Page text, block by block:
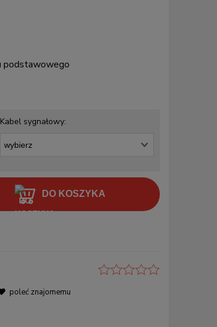
podstawowego
Kabel sygnałowy:
DO KOSZYKA
poleć znajomemu